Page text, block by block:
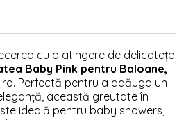
cu o atingere de delicatețe
Baby Pink pentru Baloane,
Perfectă pentru a adăuga un
această greutate în
ideală pentru baby showers,